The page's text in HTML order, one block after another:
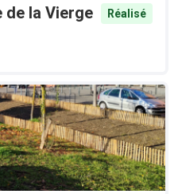
de la Vierge
Réalisé